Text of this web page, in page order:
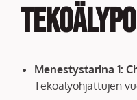
Menestystarina 1:
Tekoälyohjattujen